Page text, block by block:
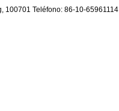
100701 Teléfono: 86-10-65961114